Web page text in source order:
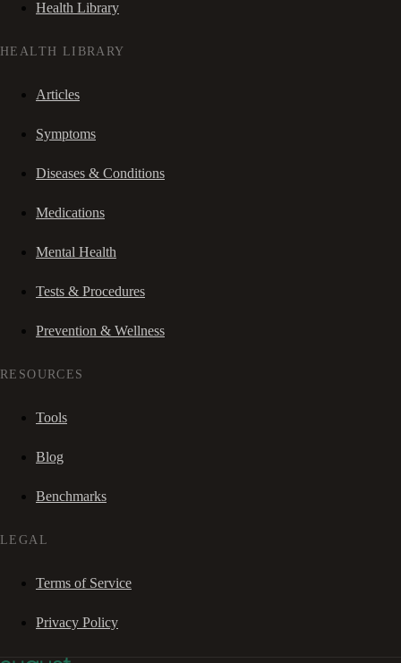
Health Library
HEALTH LIBRARY
Articles
Symptoms
Diseases & Conditions
Medications
Mental Health
Tests & Procedures
Prevention & Wellness
RESOURCES
Tools
Blog
Benchmarks
LEGAL
Terms of Service
Privacy Policy